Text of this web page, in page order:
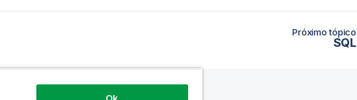
Próximo tópico
SQL